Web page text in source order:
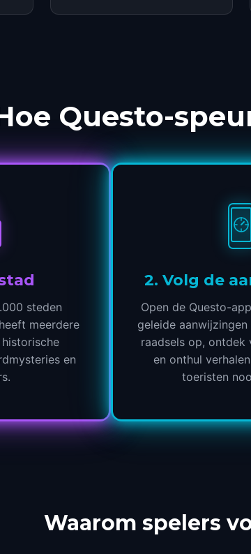
Questo-
steden
meerdere
en
2. Volg de
Open de Questo-
geleide
raadsels op, ontdek
en onthul
toeristen
Waarom spelers